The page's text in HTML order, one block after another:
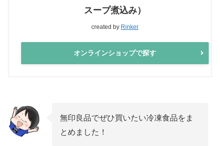
スープ煮込み）
created by Rinker
オンラインショップで探す
無印良品でぜひ買いたい冷凍食品をま
とめました！